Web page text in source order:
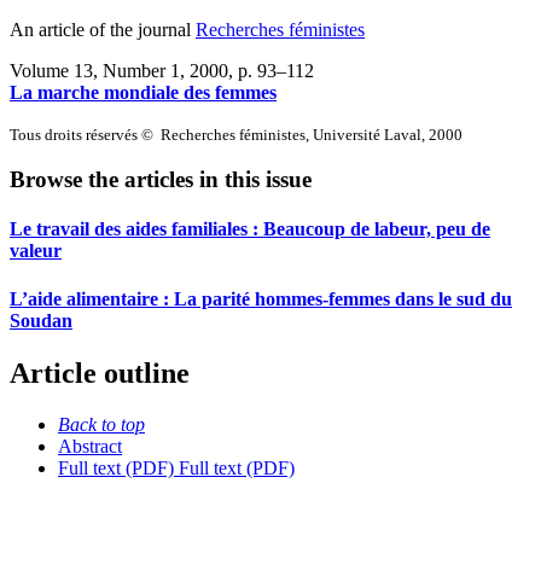
An article of the journal Recherches féministes
Volume 13, Number 1, 2000, p. 93–112
La marche mondiale des femmes
Tous droits réservés © Recherches féministes, Université Laval, 2000
Browse the articles in this issue
Le travail des aides familiales : Beaucoup de labeur, peu de
valeur
L’aide alimentaire : La parité hommes-femmes dans le sud du
Soudan
Article outline
Back to top
Abstract
Full text (PDF) Full text (PDF)